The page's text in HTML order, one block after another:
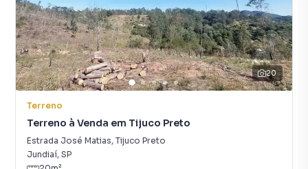
20
Terreno
Terreno à Venda em Tijuco Preto
Estrada José Matias, Tijuco Preto
Jundiaí, SP